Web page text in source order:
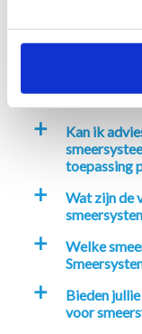
a
Waarom
a
Kan ik
toepassing
a
Wat zijn de
a
Welke
a
Bieden
voor